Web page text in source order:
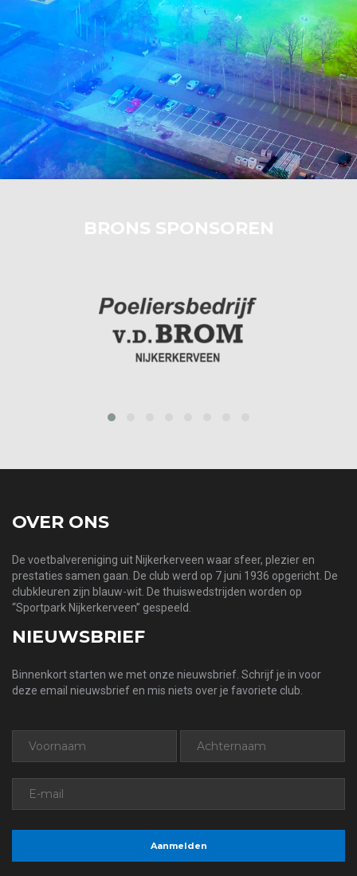
BRONS SPONSOREN
OVER ONS
De voetbalvereniging uit Nijkerkerveen waar sfeer, plezier en
prestaties samen gaan. De club werd op 7 juni 1936 opgericht. De
clubkleuren zijn blauw-wit. De thuiswedstrijden worden op
“Sportpark Nijkerkerveen” gespeeld.
NIEUWSBRIEF
Binnenkort starten we met onze nieuwsbrief. Schrijf je in voor
deze email nieuwsbrief en mis niets over je favoriete club.